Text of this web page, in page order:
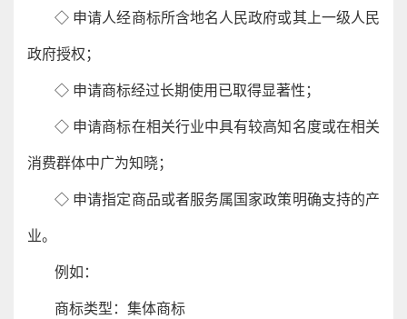
◇ 申请人经商标所含地名人民政府或其上一级人民
政府授权；
◇ 申请商标经过长期使用已取得显著性；
◇ 申请商标在相关行业中具有较高知名度或在相关
消费群体中广为知晓；
◇ 申请指定商品或者服务属国家政策明确支持的产
业。
例如：
商标类型：集体商标